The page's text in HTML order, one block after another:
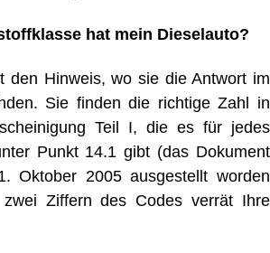
hat mein Dieselauto?
den Hinweis, wo sie die Antwort im
Sie finden die richtige Zahl in
Teil I, die es für jedes
Punkt 14.1 gibt (das Dokument
Oktober 2005 ausgestellt worden
Ziffern des Codes verrät Ihre